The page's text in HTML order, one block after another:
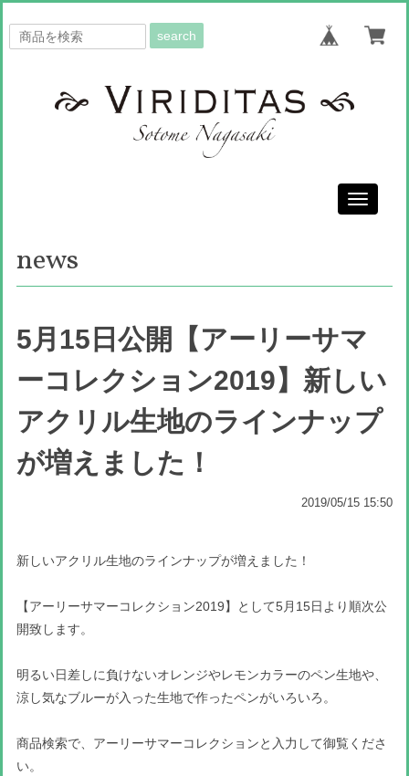
search
Toggle
news
5月15日公開【アーリーサマ
ーコレクション2019】新しい
アクリル生地のラインナップ
が増えました！
2019/05/15 15:50
新しいアクリル生地のラインナップが増えました！
【アーリーサマーコレクション2019】として5月15日より順次公
開致します。
明るい日差しに負けないオレンジやレモンカラーのペン生地や、
涼し気なブルーが入った生地で作ったペンがいろいろ。
商品検索で、アーリーサマーコレクションと入力して御覧くださ
い。